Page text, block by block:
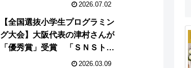
2026.07.02
【全国選抜小学生プログラミン
グ大会】大阪代表の津村さんが
「優秀賞」受賞 「ＳＮＳトラ
2026.03.09